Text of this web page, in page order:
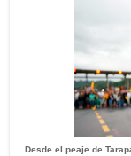
​​Desde el peaje de